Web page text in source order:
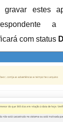
gravar estes
com status